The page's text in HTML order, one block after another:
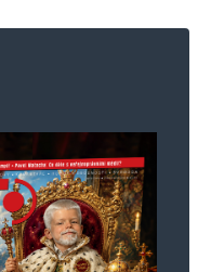
stránku pro budoucí